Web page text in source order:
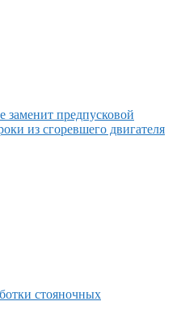
заменит предпусковой
из сгоревшего двигателя
стояночных